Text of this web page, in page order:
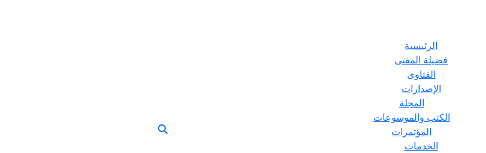
الرئيسية
فضيلة المفتى
الفتاوى
الإصدارات
المجلة
الكتب والموسوعات
المؤتمرات
الخدمات